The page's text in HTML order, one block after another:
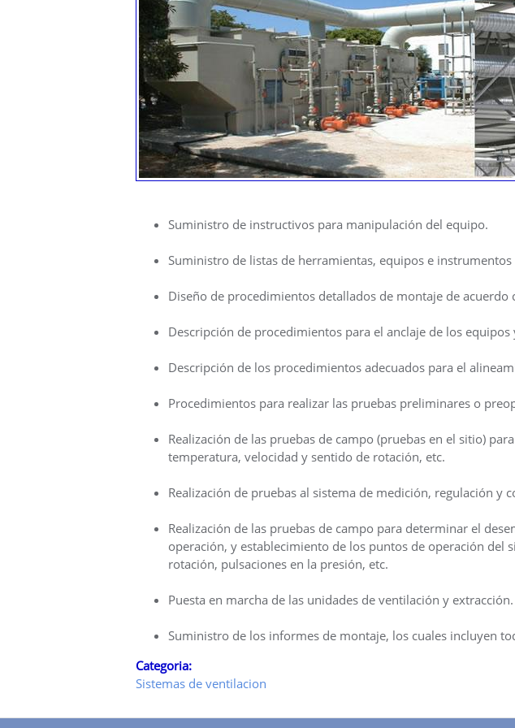
Suministro de instructivos para manipulación del equipo.
Suministro de listas de herramientas, equipos e
Diseño de procedimientos detallados de montaje de
Descripción de procedimientos para el anclaje de los
Descripción de los procedimientos adecuados para el
Procedimientos para realizar las pruebas preliminares o
Realización de las pruebas de campo (pruebas en el sitio)
temperatura, velocidad y sentido de rotación, etc.
Realización de pruebas al sistema de medición, regulación
Realización de las pruebas de campo para determinar el
operación, y establecimiento de los puntos de operación del
rotación, pulsaciones en la presión, etc.
Puesta en marcha de las unidades de ventilación y extracción.
Suministro de los informes de montaje, los cuales incluyen
Categoria:
Sistemas de ventilacion